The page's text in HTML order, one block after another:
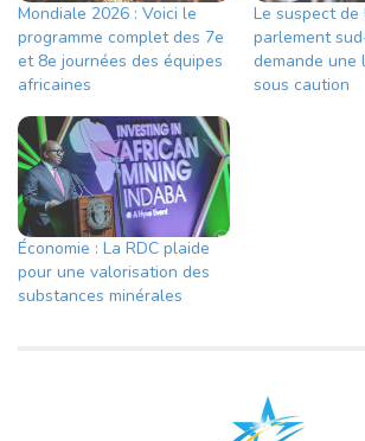
Mondiale 2026 : Voici le
programme complet des 7e
et 8e journées des équipes
africaines
Le suspect de
parlement
demande une
sous caution
Économie : La RDC plaide
pour une valorisation des
substances minérales